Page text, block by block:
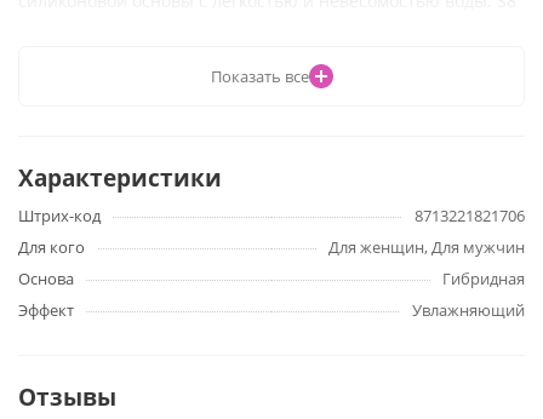
обволакивает интимные зоны, способствуя плавному
который не входят парабены, фталаты, глютен, сульфаты,
прочие вредные вещества, а также красители и
агрессивные консерванты. Их нежный ухаживающий и
добываемые из растения - они способствуют
расслаблению, а также помогают заботиться о состоянии
Объем: 4 мл.
Показать все
Характеристики
Штрих-код
8713221821706
Для кого
Для женщин, Для мужчин
Основа
Гибридная
Эффект
Увлажняющий
Отзывы